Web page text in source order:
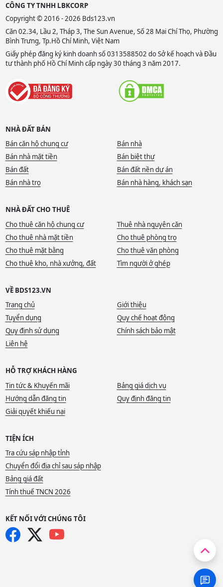
CÔNG TY TNHH LBKCORP
Copyright © 2016 - 2026 Bds123.vn
Căn 02.34, Lầu 2, Tháp 3, The Sun Avenue, Số 28 Mai Chí Thọ, Phường
Bình Trưng, Tp.Hồ Chí Minh, Việt Nam
Giấy phép đăng ký kinh doanh số 0313588502 do Sở kế hoạch và Đầu
tư thành phố Hồ Chí Minh cấp ngày 30 tháng 3 năm 2017.
NHÀ ĐẤT BÁN
Bán căn hộ chung cư
Bán nhà
Bán nhà mặt tiền
Bán biệt thự
Bán đất
Bán đất nền dự án
Bán nhà trọ
Bán nhà hàng, khách sạn
NHÀ ĐẤT CHO THUÊ
Cho thuê căn hộ chung cư
Thuê nhà nguyên căn
Cho thuê nhà mặt tiền
Cho thuê phòng trọ
Cho thuê mặt bằng
Cho thuê văn phòng
Cho thuê kho, nhà xưởng, đất
Tìm người ở ghép
VỀ BDS123.VN
Trang chủ
Giới thiệu
Tuyển dụng
Quy chế hoạt động
Quy định sử dụng
Chính sách bảo mật
Liên hệ
HỖ TRỢ KHÁCH HÀNG
Tin tức & Khuyến mãi
Bảng giá dịch vụ
Hướng dẫn đăng tin
Quy định đăng tin
Giải quyết khiếu nại
TIỆN ÍCH
Tra cứu sáp nhập tỉnh
Chuyển đổi địa chỉ sau sáp nhập
Bảng giá đất
Tính thuế TNCN 2026
KẾT NỐI VỚI CHÚNG TÔI